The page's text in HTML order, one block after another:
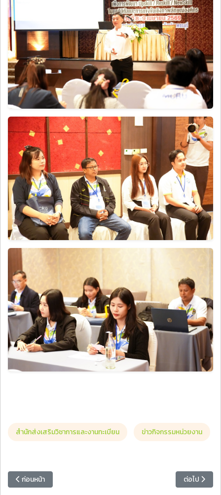
สำนักส่งเสริมวิชาการและงานทะเบียน ข่าวกิจกรรมหน่วยงาน
เนื้อหาก่อนหน้า: มหาวิทยาลัยราชภัฏหมู่บ้านจอมบึง จัดประชุมเลือกผู้แทนข้
ก่อนหน้า เนื้อหาถัดไ
ต่อไป